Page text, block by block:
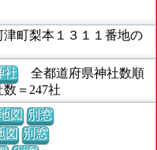
町梨本１３１１番地の
社全都道府県神社数順
＝247社
図 別窓
図 別窓